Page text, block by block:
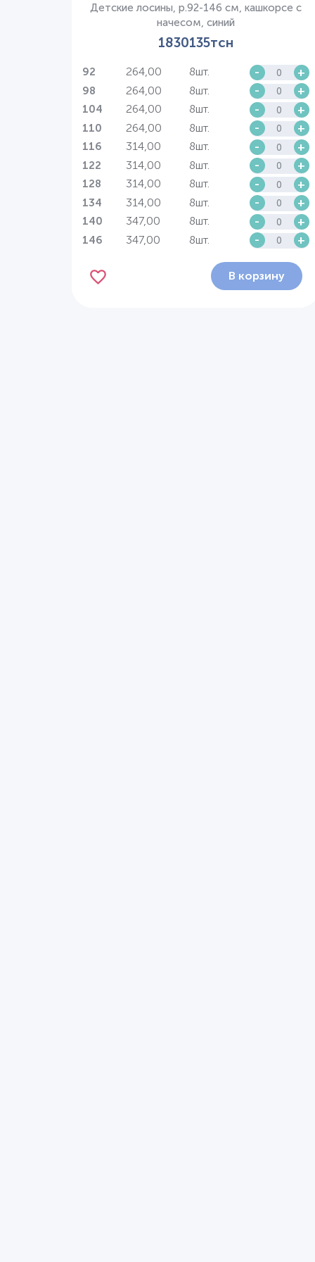
Детские лосины, р.92-146 см, кашкорсе с
начесом, синий
1830135тсн
92 264,00 8шт. - +
98 264,00 8шт. - +
104 264,00 8шт. - +
110 264,00 8шт. - +
116 314,00 8шт. - +
122 314,00 8шт. - +
128 314,00 8шт. - +
134 314,00 8шт. - +
140 347,00 8шт. - +
146 347,00 8шт. - +
В корзину